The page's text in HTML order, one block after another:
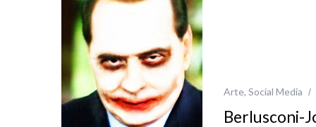
Arte, Social Media
Berlusconi-